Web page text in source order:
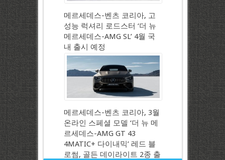
메르세데스-벤츠 코리아, 고
성능 럭셔리 로드스터 ‘더 뉴
메르세데스-AMG SL’ 4월 국
내 출시 예정
메르세데스-벤츠 코리아, 3월
온라인 스페셜 모델 ‘더 뉴 메
르세데스-AMG GT 43
4MATIC+ 다이내믹’ 레드 블
로썸, 골든 데이라이트 2종 출